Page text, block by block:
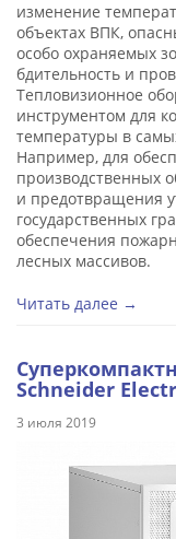
изменение
объектах ВПК,
особо охраняемых
бдительность и
Тепловизионное
инструментом для
температуры в
Например, для
производственных
и предотвращения
государственных
обеспечения
лесных массивов.
Читать далее →
Schneider
3 июля 2019